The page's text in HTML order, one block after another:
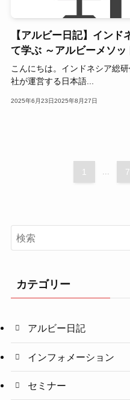
【アルビー日記】イン
て学ぶ ～アルビーメソッ
こんにちは。インドネシア総
社が運営する日本語...
2025年6月23日2025年8月27日
1 7
カテゴリー
アルビー日記
インフォメーション
セミナー